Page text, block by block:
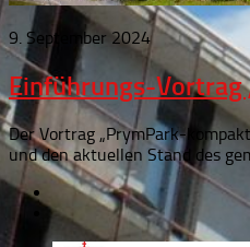
9. September 2024
Einführungs-Vortrag
Der Vortrag „PrymPark-
und den aktuellen Stand des